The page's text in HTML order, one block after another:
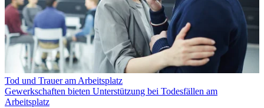
Tod und Trauer am Arbeitsplatz
Gewerkschaften bieten Unterstützung bei Todesfällen am
Arbeitsplatz